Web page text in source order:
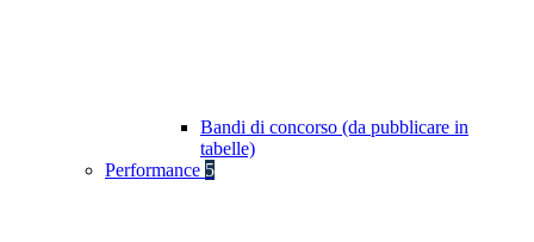
Bandi di concorso (da pubblicare in
tabelle)
Performance 5